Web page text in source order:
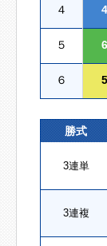
４ 4
５ 6
６ 5
勝式
3連単
3連複